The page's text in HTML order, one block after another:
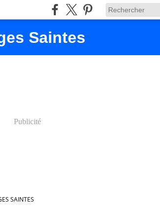
Saintes
Publicité
SAINTES